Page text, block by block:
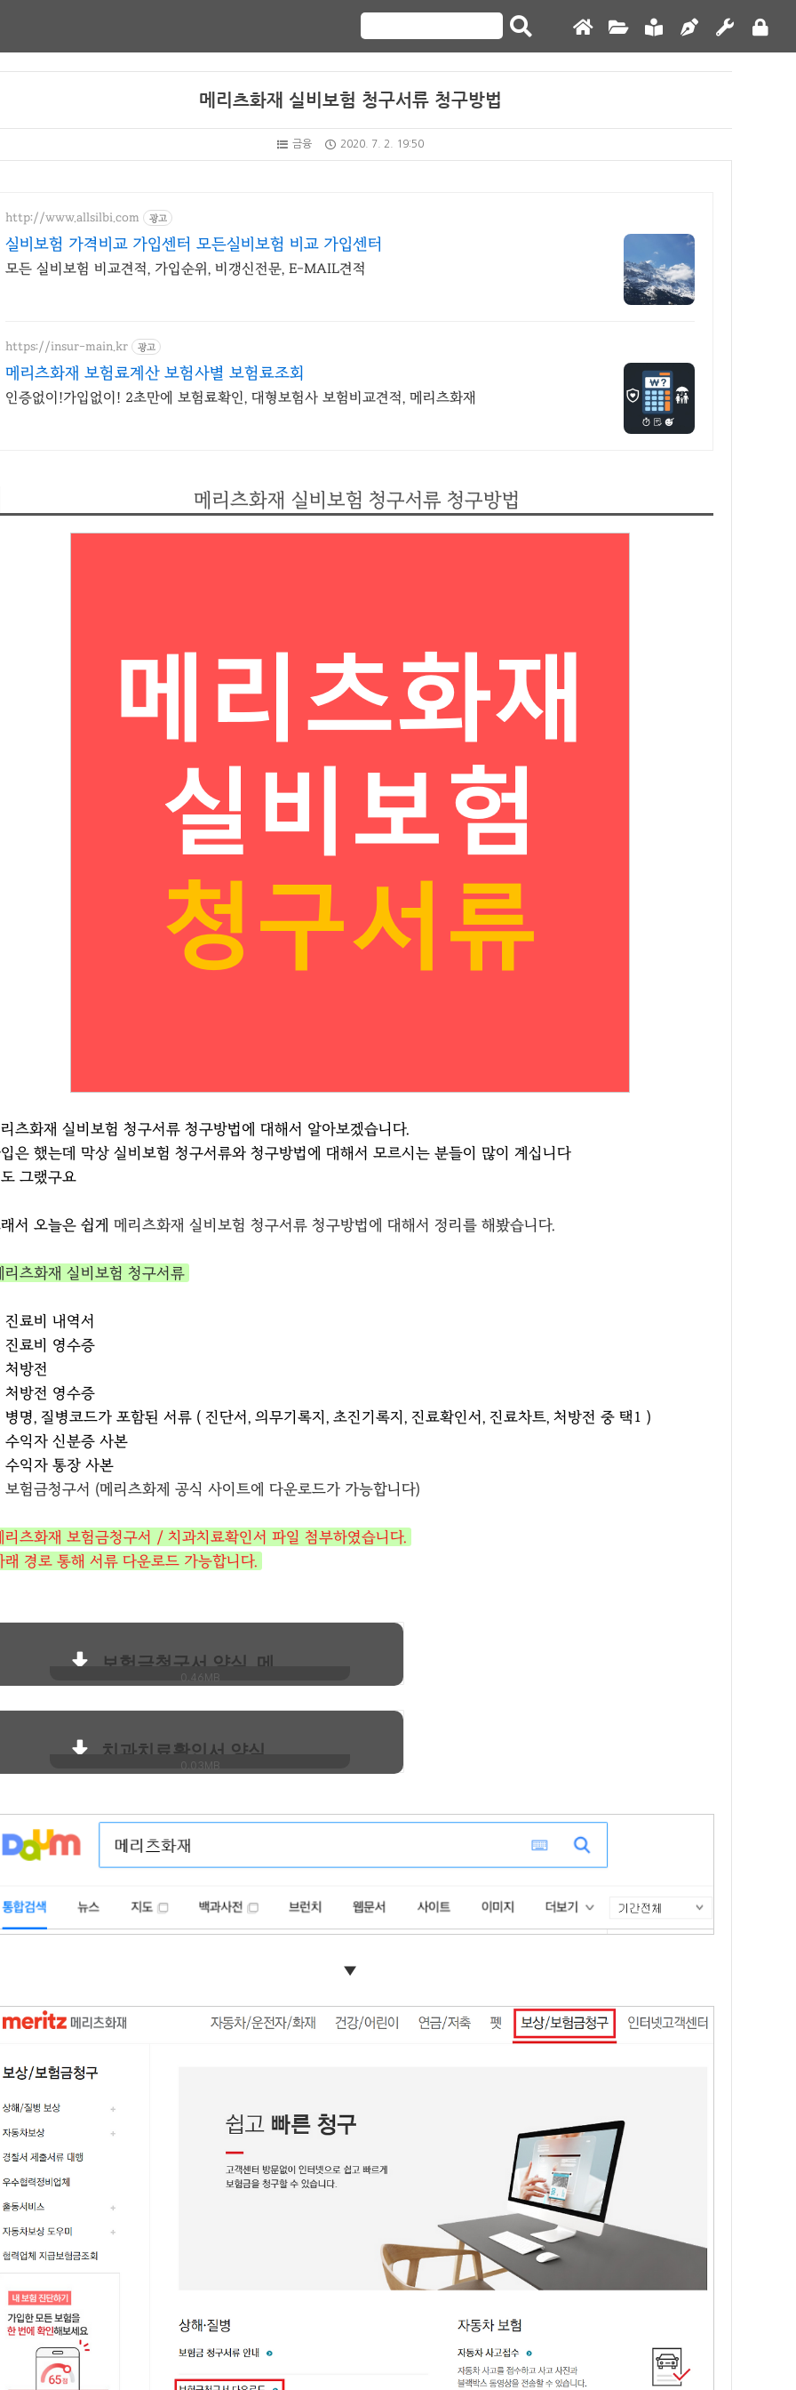
메리츠화재 실비보험 청구서류 청구방법
금융 2020. 7. 2. 19:50
http://www.allsilbi.com 광고
실비보험 가격비교 가입센터 모든실비보험 비교 가입센터
모든 실비보험 비교견적, 가입순위, 비갱신전문, E-MAIL견적
https://insur-main.kr 광고
메리츠화재 보험료계산 보험사별 보험료조회
인증없이!가입없이! 2초만에 보험료확인, 대형보험사 보험비교견적, 메리츠화재
메리츠화재 실비보험 청구서류 청구방법
츠화재 실비보험 청구서류 청구방법에 대해서 알아보겠습니다.
은 했는데 막상 실비보험 청구서류와 청구방법에 대해서 모르시는 분들이 많이 계십니다
그랬구요
서 오늘은 쉽게 메리츠화재 실비보험 청구서류 청구방법에 대해서 정리를 해봤습니다.
리츠화재 실비보험 청구서류
료비 내역서
료비 영수증
방전
방전 영수증
명, 질병코드가 포함된 서류 ( 진단서, 의무기록지, 초진기록지, 진료확인서, 진료차트, 처방전 중 택1 )
익자 신분증 사본
익자 통장 사본
험금청구서 (메리츠화제 공식 사이트에 다운로드가 가능합니다)
리츠화재 보험금청구서 / 치과치료확인서 파일 첨부하였습니다.
래 경로 통해 서류 다운로드 가능합니다.
보험금청구서 양식_메리츠화재.pdf
0.46MB
치과치료확인서 양식_메리츠화재.pdf
0.03MB
▼